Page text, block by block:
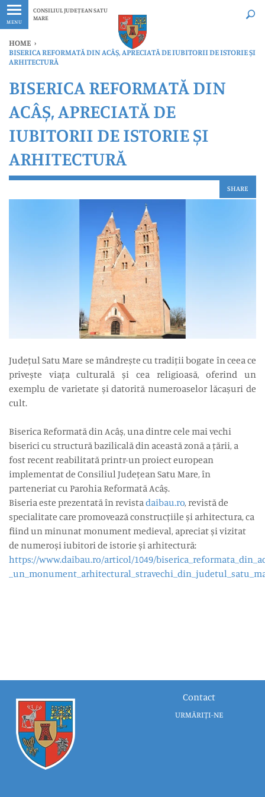
MENU
CONSILIUL JUDEȚEAN SATU
MARE
Ultimele
HOME ›
BISERICA REFORMATĂ DIN ACÂȘ, APRECIATĂ DE IUBITORII DE ISTORIE ȘI
ARHITECTURĂ
BISERICA REFORMATĂ DIN
ACÂȘ, APRECIATĂ DE
IUBITORII DE ISTORIE ȘI
ARHITECTURĂ
SHARE
Județul Satu Mare se mândrește cu tradiții bogate în ceea ce
privește viața culturală și cea religioasă, oferind un
exemplu de varietate și datorită numeroaselor lăcașuri de
cult.
Biserica Reformată din Acâș, una dintre cele mai vechi
biserici cu structură bazilicală din această zonă a țării, a
fost recent reabilitată printr-un proiect european
implementat de Consiliul Județean Satu Mare, în
parteneriat cu Parohia Reformată Acâș.
Biseria este prezentată în revistadaibau.ro, revistă de
specialitate care promovează construcțiile și arhitectura, ca
fiind un minunat monument medieval, apreciat și vizitat
de numeroși iubitori de istorie și arhitectură:
https://www.daibau.ro/articol/1049/
Contact
URMĂRIȚI-NE